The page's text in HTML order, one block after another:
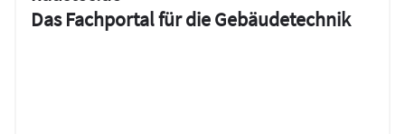
Das Fachportal für die Gebäudetechnik